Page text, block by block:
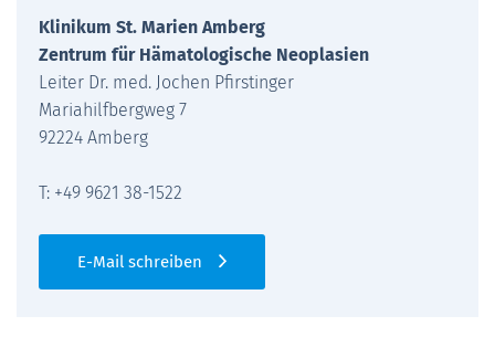
Klinikum St. Marien Amberg
Zentrum für Hämatologische Neoplasien
Leiter Dr. med. Jochen Pfirstinger
Mariahilfbergweg 7
92224 Amberg
T: +49 9621 38-1522
E-Mail schreiben